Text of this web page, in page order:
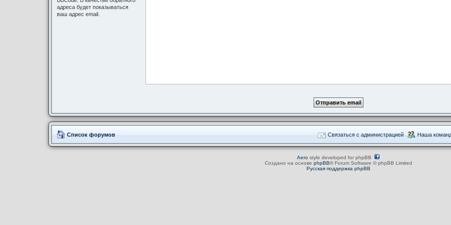
адреса будет показываться
ваш адрес email.
Список форумов Наша
Связаться с администрацией
Aero style developed for phpBB
Создано на основе phpBB® Forum Software © phpBB Limited
Русская поддержка phpBB